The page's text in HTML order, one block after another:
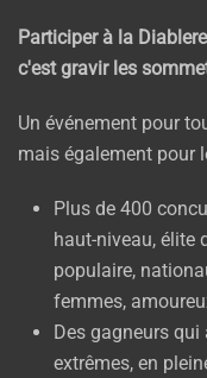
Participer à la
c'est gravir les
Un événement pour
mais également pour
Plus de 400
haut-niveau, élite
populaire,
femmes,
Des gagneurs
extrêmes, en